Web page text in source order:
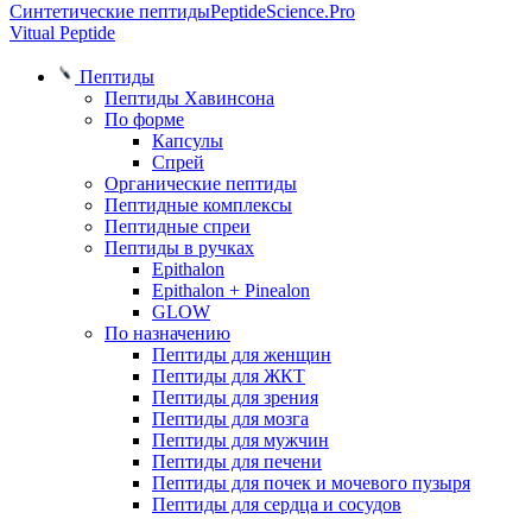
Синтетические пептидыPeptideScience.Pro
Vitual Peptide
Пептиды
Пептиды Хавинсона
По форме
Капсулы
Спрей
Органические пептиды
Пептидные комплексы
Пептидные спреи
Пептиды в ручках
Epithalon
Epithalon + Pinealon
GLOW
По назначению
Пептиды для женщин
Пептиды для ЖКТ
Пептиды для зрения
Пептиды для мозга
Пептиды для мужчин
Пептиды для печени
Пептиды для почек и мочевого пузыря
Пептиды для сердца и сосудов